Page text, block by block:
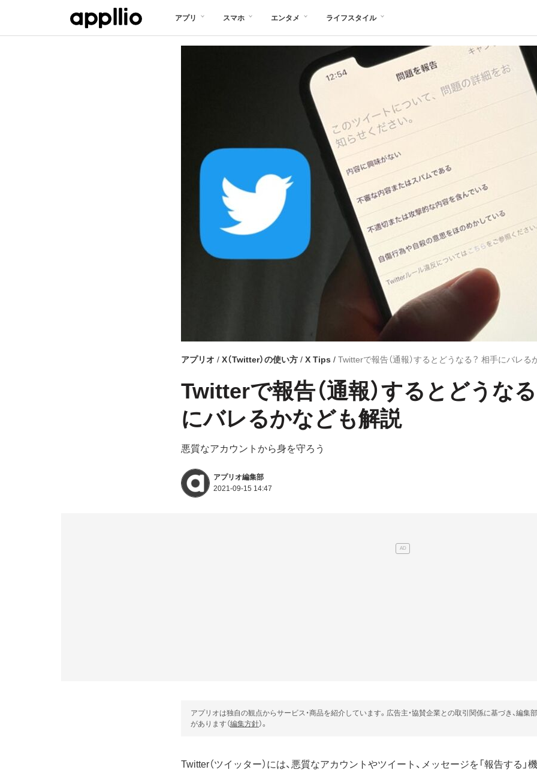
アプリ スマホ エンタメ ライフスタイル
アプリオ X（Twitter）の使い方 X Tips Twitterで報告（通報）するとどうなる？ 相手にバレる
Twitterで報告（通報）するとどうな
にバレるかなども解説
悪質なアカウントから身を守ろう
アプリオ編集部
2021-09-15 14:47
アプリオは独自の観点からサービス・商品を紹介しています。広告主・協賛企業との取引関係に基づき、編集
があります（編集方針）。
Twitter（ツイッター）には、悪質なアカウントやツイート、メッセージを「報告する」